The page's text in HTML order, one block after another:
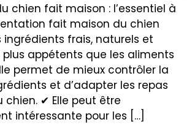
chien fait maison : l’essentiel à
fait maison du chien
ingrédients frais, naturels et
appétents que les aliments
permet de mieux contrôler la
et d’adapter les repas
chien. ✔ Elle peut être
intéressante pour les […]